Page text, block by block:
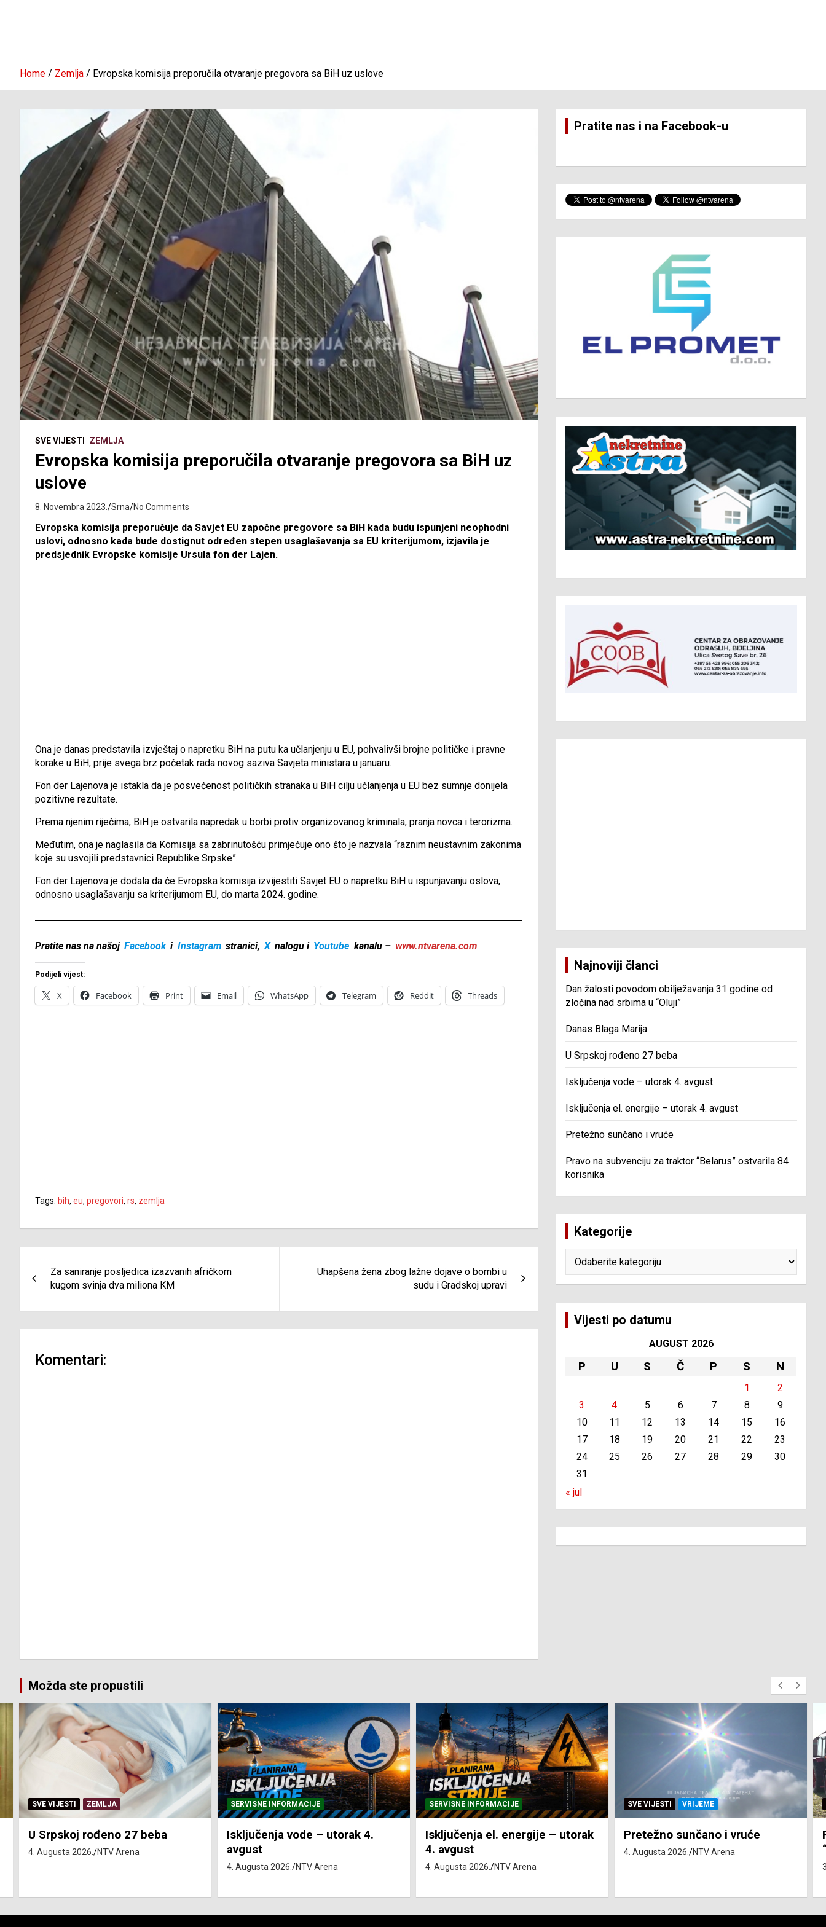
Home Zemlja Evropska komisija preporučila otvaranje pregovora sa BiH uz uslove
SVE VIJESTI ZEMLJA
Evropska komisija preporučila otvaranje pregovora sa BiH uz
uslove
8. Novembra 2023. Srna No Comments
Evropska komisija preporučuje da Savjet EU započne pregovore sa BiH kada budu ispunjeni neophodni
uslovi, odnosno kada bude dostignut određen stepen usaglašavanja sa EU kriterijumom, izjavila je
predsjednik Evropske komisije Ursula fon der Lajen.
Ona je danas predstavila izvještaj o napretku BiH na putu ka učlanjenju u EU, pohvalivši brojne političke i pravne
korake u BiH, prije svega brz početak rada novog saziva Savjeta ministara u januaru.
Fon der Lajenova je istakla da je posvećenost političkih stranaka u BiH cilju učlanjenja u EU bez sumnje donijela
pozitivne rezultate.
Prema njenim riječima, BiH je ostvarila napredak u borbi protiv organizovanog kriminala, pranja novca i terorizma.
Međutim, ona je naglasila da Komisija sa zabrinutošću primjećuje ono što je nazvala “raznim neustavnim zakonima
koje su usvojili predstavnici Republike Srpske”.
Fon der Lajenova je dodala da će Evropska komisija izvijestiti Savjet EU o napretku BiH u ispunjavanju oslova,
odnosno usaglašavanju sa kriterijumom EU, do marta 2024. godine.
Pratite nas na našoj Facebook i Instagram stranici, X nalogu i Youtube kanalu – www.ntvarena.com
Podijeli vijest:
X Facebook Print Email WhatsApp Telegram Reddit Threads
Tags: bih, eu, pregovori, rs, zemlja
članaka
Za saniranje posljedica izazvanih afričkom
kugom svinja dva miliona KM
Uhapšena žena zbog lažne dojave o bombi u
sudu i Gradskoj upravi
Komentari:
Pratite nas i na Facebook-u
Najnoviji članci
Dan žalosti povodom obilježavanja 31 godine od
zločina nad srbima u “Oluji”
Danas Blaga Marija
U Srpskoj rođeno 27 beba
Isključenja vode – utorak 4. avgust
Isključenja el. energije – utorak 4. avgust
Pretežno sunčano i vruće
Pravo na subvenciju za traktor “Belarus” ostvarila 84
korisnika
Kategorije
Vijesti po datumu
AUGUST 2026
P U S Č P S N
1
2
3
4 5 6 7 8
9
10
11 12 13 14 15
16
17
18 19 20 21 22
23
24
25 26 27 28 29
30
31
« jul
Možda ste propustili
SERVISNE INFORMACIJE
Isključenja vode – utorak 4.
avgust
SERVISNE INFORMACIJE
Isključenja el. energije – utorak
4. avgust
4. Augusta 2026. NTV Arena
SVE VIJESTI VRIJEME
Pretežno sunčano i vruće
4. Augusta 2026.
SVE VIJESTI ZEMLJA
Pravo na subvenciju za traktor
“Belarus” ostvarila 84 korisnika